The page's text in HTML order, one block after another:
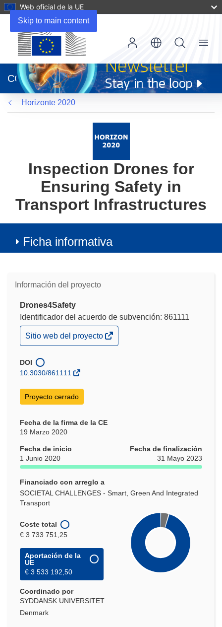
Skip to main content
Web oficial de la UE
abrirá
en
una
nueva
ventana)
CORDIS
Menu
Horizonte 2020
Inspection Drones for
Ensuring Safety in
Transport Infrastructures
Ficha informativa
Información del proyecto
Drones4Safety
Identificador del acuerdo de subvención: 861111
(se
abrirá
una
nueva
Sitio web del proyecto
DOI
10.3030/861111
Proyecto cerrado
Fecha de la firma de la CE
19 Marzo 2020
Fecha de inicio
1 Junio 2020
Fecha de finalización
31 Mayo 2023
Financiado con arreglo a
SOCIETAL CHALLENGES - Smart, Green And Integrated
Transport
Coste total
€ 3 733 751,25
Aportación de la
UE
€ 3 533 192,50
Coordinado por
SYDDANSK UNIVERSITET
Denmark